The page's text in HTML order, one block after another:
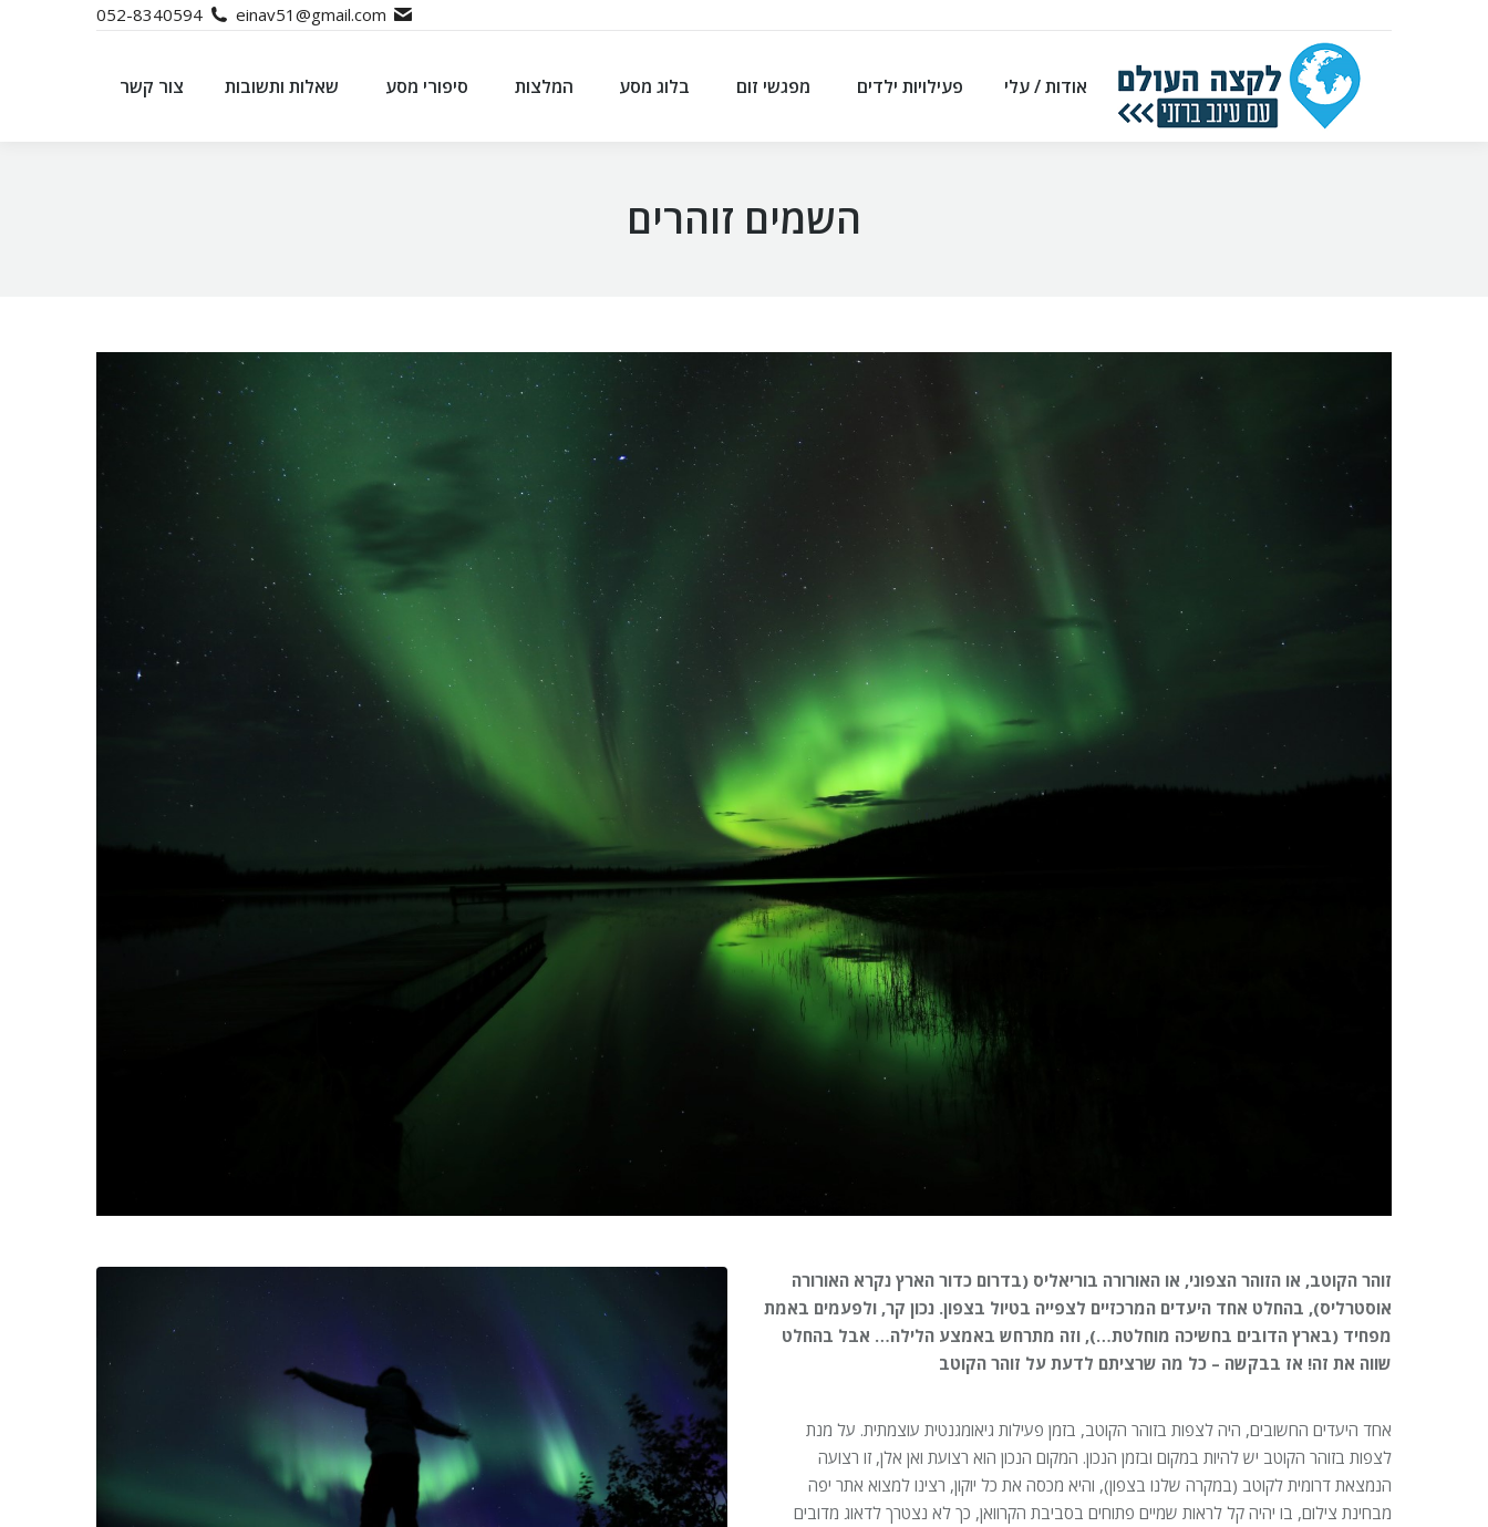
einav51@gmail.com
052-8340594
אודות / עלי פעילויות ילדים מפגשי זום בלוג מסע המלצות סיפורי מסע שאלות ותשובות צור קשר
השמים זוהרים
זוהר הקוטב, או הזוהר הצפוני, או האורורה בוריאליס (בדרום כדור הארץ נקרא האורורה
אוסטרליס), בהחלט אחד היעדים המרכזיים לצפייה בטיול בצפון. נכון קר, ולפעמים באמת
מפחיד (בארץ הדובים בחשיכה מוחלטת…), וזה מתרחש באמצע הלילה… אבל בהחלט
שווה את זה! אז בבקשה – כל מה שרציתם לדעת על זוהר הקוטב
אחד היעדים החשובים, היה לצפות בזוהר הקוטב, בזמן פעילות גיאומגנטית עוצמתית. על מנת
לצפות בזוהר הקוטב יש להיות במקום ובזמן הנכון. המקום הנכון הוא רצועת ואן אלן, זו רצועה
הנמצאת דרומית לקוטב (במקרה שלנו בצפון), והיא מכסה את כל יוקון, רצינו למצוא אתר יפה
מבחינת צילום, בו יהיה קל לראות שמיים פתוחים בסביבת הקרוואן, כך לא נצטרך לדאוג מדובים